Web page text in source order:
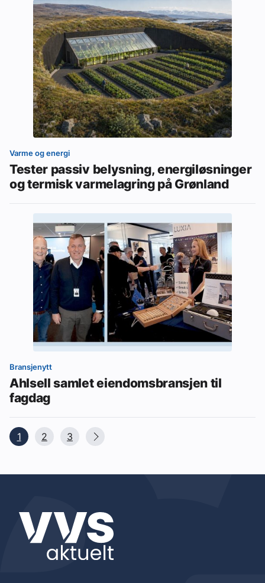
Varme og energi
Tester passiv belysning, energiløsninger
og termisk varmelagring på Grønland
Bransjenytt
Ahlsell samlet eiendomsbransjen til
fagdag
1 2 3